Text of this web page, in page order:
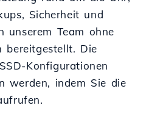
Sicherheit und
unserem Team ohne
bereitgestellt. Die
Konfigurationen
werden, indem Sie die